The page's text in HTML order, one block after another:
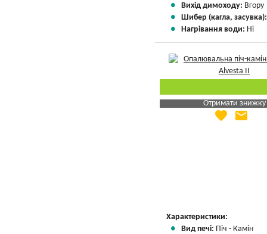
Вихід димоходу: Вгору
Шибер (кагла,
Нагрівання води: Ні
Отримати знижку
Яка Ваша ціна
favorite email
Характеристики:
Вид печі: Піч - Камін